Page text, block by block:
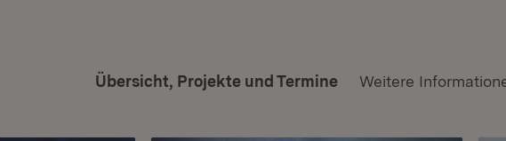
Übersicht, Projekte und Termine Weitere